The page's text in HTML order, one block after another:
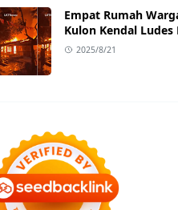
Empat Rumah
Kulon Kendal Ludes
2025/8/21